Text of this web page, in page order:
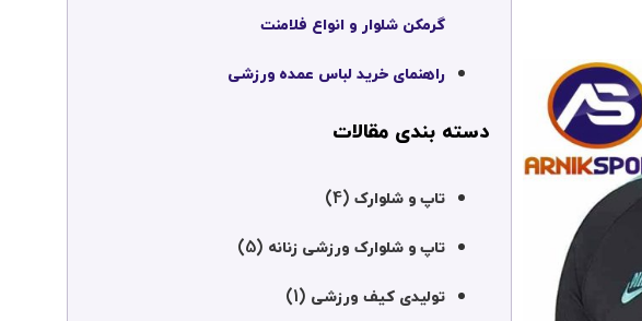
گرمکن شلوار و انواع فلامنت
راهنمای خرید لباس عمده ورزشی
دسته بندی مقالات
تاپ و شلوارک (4)
تاپ و شلوارک ورزشی زنانه (5)
تولیدی کیف ورزشی (1)